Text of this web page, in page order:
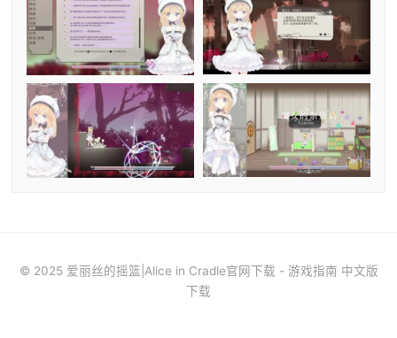
© 2025 爱丽丝的摇篮|Alice in Cradle官网下载 - 游戏指南 中文版
下载